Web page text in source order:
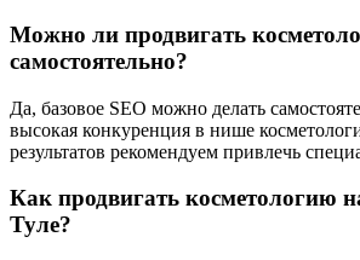
Можно ли продвигать
самостоятельно?
Да, базовое SEO можно делать
высокая конкуренция в нише
результатов рекомендуем привлечь
Как продвигать косметологию
Туле?